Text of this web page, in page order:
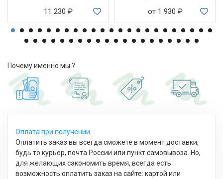
11 230 ₽ от 1 930 ₽
Почему именно мы ?
Оплата при получении
Оплатить заказ вы всегда сможете в момент доставки,
будь то курьер, почта России или пункт самовывоза. Но,
для желающих сэкономить время, всегда есть
возможность оплатить заказ на сайте: картой или